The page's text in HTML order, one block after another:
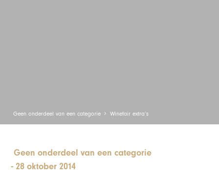
Geen onderdeel van een categorie Winefair extra’s
Geen onderdeel van een categorie
-28 oktober 2014